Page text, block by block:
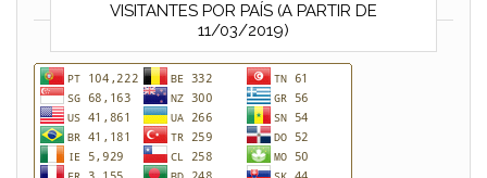
VISITANTES POR PAÍS (A PARTIR DE
11/03/2019)